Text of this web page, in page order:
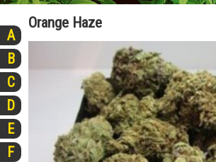
A
B
C
D
E
F
Orange Haze